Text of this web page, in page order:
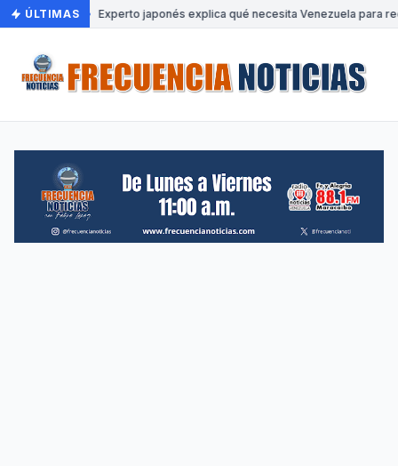
ÚLTIMAS Experto japonés explica qué necesita Venezuela para